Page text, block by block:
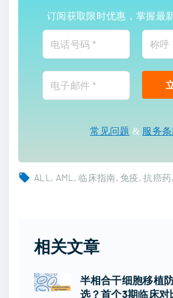
订阅获取限时优惠，掌握最
常见问题 & 服务
ALL AML 临床指南 免疫 抗癌药
相关文章
半相合干细胞移植
选？首个3期临床